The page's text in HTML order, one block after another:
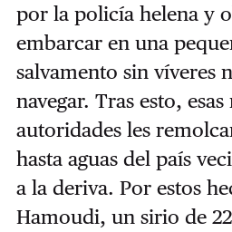
por la policía helena y
embarcar en una
salvamento sin víveres
navegar. Tras esto, esas
autoridades les
hasta aguas del país
a la deriva. Por estos
Hamoudi, un sirio de